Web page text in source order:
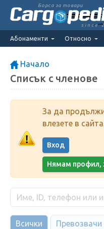
Борса за товари
since
Абонаменти Относно
Начало
Списък с членове
За да
влезете в
Вход
Нямам профил,
Всички Превозвачи